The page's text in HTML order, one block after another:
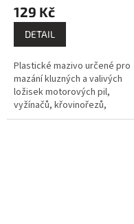
129 Kč
DETAIL
Plastické mazivo určené pro
mazání kluzných a valivých
ložisek motorových pil,
vyžínačů, křovinořezů,
zahradních sekaček, travních